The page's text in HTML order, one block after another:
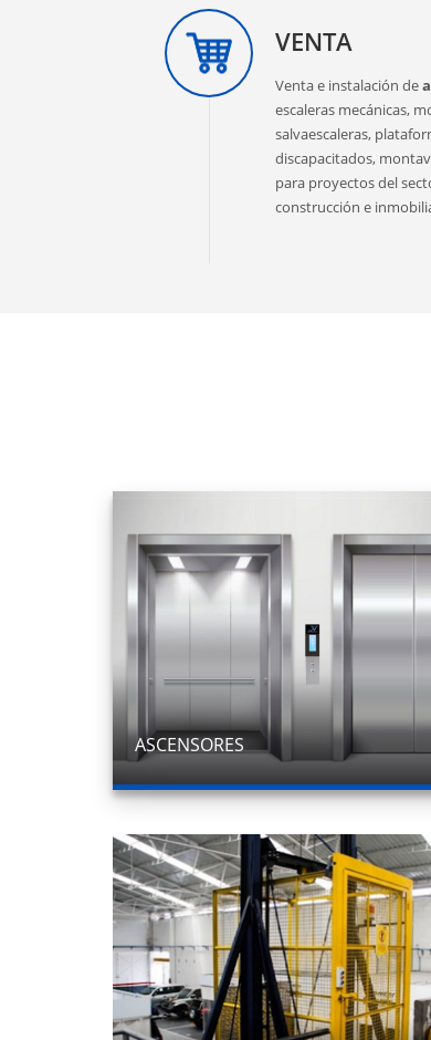
VENTA
Venta e instalación de
escaleras mecánicas,
salvaescaleras,
discapacitados,
para proyectos del
construcción e
ASCENSORES